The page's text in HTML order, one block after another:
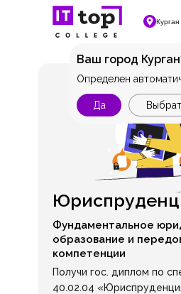
Курган
Ваш город
Да
Определен
Получи гос. диплом по
40.02.04
Фундаментальное
образование и
компетенции